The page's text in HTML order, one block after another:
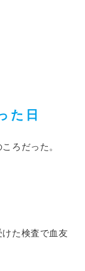
た日
ろだった。
た検査で血友